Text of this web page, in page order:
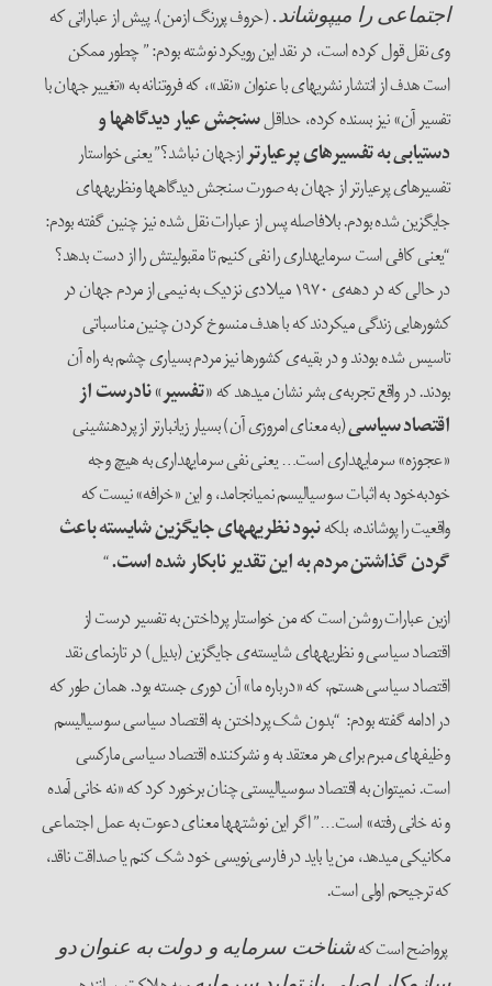
اجتماعی را می­پوشاند.(حروف پررنگ ازمن). پیش از عباراتی که
وی نقل قول کرده است، در نقد این رویکرد نوشته بودم:” چطور ممکن
است هدف از انتشار نشریه­ای با عنوان «نقد»، که فروتنانه به «تغییر جهان با
تفسیر آن» نیز بسنده کرده، حداقلسنجش عیار دیدگاه­ها و
دستیابی به تفسیرهای پرعیارترازجهان نباشد؟” یعنی خواستار
تفسیرهای پرعیارتر از جهان به صورت سنجش دیدگاه­ها ونظریه­های
جایگزین شده بودم. بلافاصله پس از عبارات نقل شده نیز چنین گفته بودم:
“یعنی کافی است سرمایه­داری را نفی کنیم تا مقبولیتش را از دست بدهد؟
در حالی که در دهه‌ی ۱۹۷۰ میلادی نزدیک به نیمی از مردم جهان در
کشورهایی زندگی می­کردند که با هدف منسوخ کردن چنین مناسباتی
تاسیس شده بودند و در بقیه‌ی کشورها نیز مردم بسیاری چشم به راه آن
بودند. در واقع تجربه‌ی بشر نشان می­دهد که«تفسیر» نادرست از
اقتصاد سیاسی(به معنای امروزی آن) بسیار زیانبارتر از پرده­نشینی
«عجوزه» سرمایه­داری است… یعنی نفی سرمایه­داری به هیچ وجه
خودبه‌خود به اثبات سوسیالیسم نمی­انجامد، و این «خرافه» نیست که
واقعیت را پوشانده، بلکهنبود نظریه­های جایگزین شایسته باعث
گردن گذاشتن مردم به این تقدیر نابکار شده است.“
ازین عبارات روشن است که من خواستار پرداختن به تفسیر درست از
اقتصاد سیاسی و نظریه­های شایسته‌ی جایگزین (بدیل) در تارنمای نقد
اقتصاد سیاسی هستم، که «درباره ما» آن دوری جسته بود. همان طور که
در ادامه گفته بودم: “بدون شک پرداختن به اقتصاد سیاسی سوسیالیسم
وظیفه­ای مبرم برای هر معتقد به و نشرکننده اقتصاد سیاسی مارکسی
است. نمی­توان به اقتصاد سوسیالیستی چنان برخورد کرد که «نه خانی آمده
و نه خانی رفته» است…” اگر این نوشته­ها معنای دعوت به عمل اجتماعی
مکانیکی می­دهد، من یا باید در فارسی‌نویسی خود شک کنم یا صداقت ناقد،
که ترجیحم اولی است.
پرواضح است کهشناخت سرمایه و دولت به عنواندو